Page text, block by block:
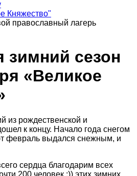
Княжество"
православный лагерь
зимний сезон
«Великое
из рождественской и
к концу. Начало года снегом
февраль выдался снежным, и
сердца благодарим всех
200 человек :)) этих зимних